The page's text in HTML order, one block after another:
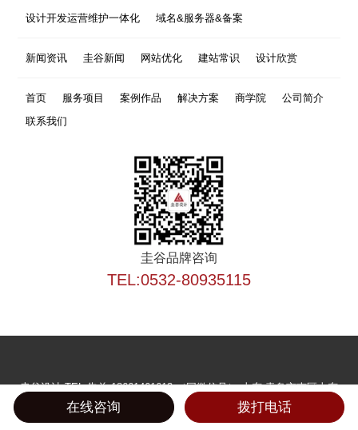
在线咨询 拨打电话
设计开发运营维护一体化
域名&服务器&备案
新闻资讯 圭谷新闻 网站优化 建站常识 设计欣赏
首页 服务项目 案例作品 解决方案 商学院
公司简介
联系我们
圭谷品牌咨询
TEL:0532-80935115
圭谷设计TEL:朱总 18661461613 （同微信号）山东·青岛市南区山东
路40号广发金融大厦4层
青岛圭谷设计品牌有限公司提供网站建设设计、青岛VI设计、企业邮箱